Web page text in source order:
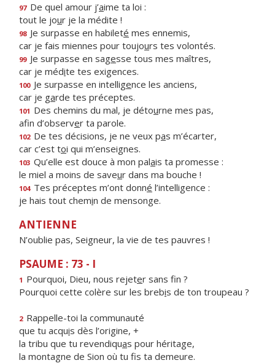
97 De quel amour j’aime ta loi :
tout le jour je la médite !
98 Je surpasse en habileté mes ennemis,
car je fais miennes pour toujours tes volontés.
99 Je surpasse en sagesse tous mes maîtres,
car je médite tes exigences.
100 Je surpasse en intelligence les anciens,
car je garde tes préceptes.
101 Des chemins du mal, je détourne mes pas,
afin d’observer ta parole.
102 De tes décisions, je ne veux pas m’écarter,
car c’est toi qui m’enseignes.
103 Qu’elle est douce à mon palais ta promesse :
le miel a moins de saveur dans ma bouche !
104 Tes préceptes m’ont donné l’intelligence :
je hais tout chemin de mensonge.
ANTIENNE
N’oublie pas, Seigneur, la vie de tes pauvres !
PSAUME : 73 - I
1 Pourquoi, Dieu, nous rejeter sans fin ?
Pourquoi cette colère sur les brebis de ton troupeau ?
2 Rappelle-toi la communauté
que tu acquis dès l’origine, +
la tribu que tu revendiquas pour héritage,
la montagne de Sion où tu fs ta demeure.